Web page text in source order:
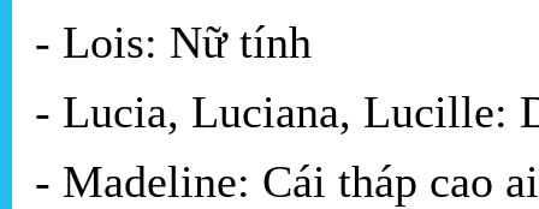
- Lois: Nữ tính
- Lucia, Luciana, Lucille:
- Madeline: Cái tháp cao